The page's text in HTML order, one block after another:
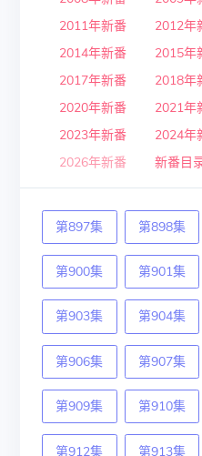
2011年新番
2012年
2014年新番
2015年
2017年新番
2018年
2020年新番
2021年
2023年新番
2024年
2026年新番
新番目
第897集 第898集
第900集 第901集
第903集 第904集
第906集 第907集
第909集 第910集
第912集 第913集